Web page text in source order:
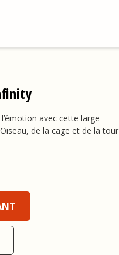
avec cette large
de la cage et de la tour
18,99 $US